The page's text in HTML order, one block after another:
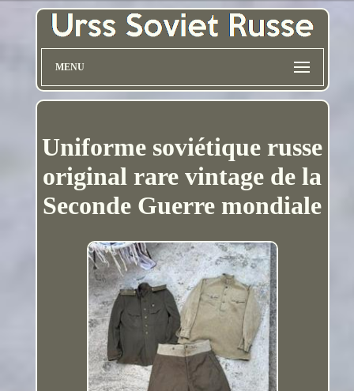
MENU
Uniforme soviétique russe
original rare vintage de la
Seconde Guerre mondiale